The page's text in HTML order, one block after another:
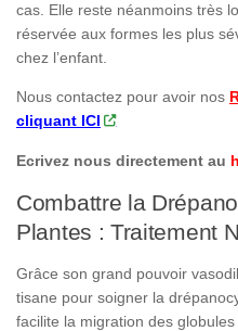
cas. Elle reste néanmoins très
réservée aux formes les plus
chez l’enfant.
Nous contactez pour avoir nos
cliquant ICI
Ecrivez nous directement au
Combattre la
Plantes : Traitement
Grâce son grand pouvoir
tisane pour soigner la
facilite la migration des